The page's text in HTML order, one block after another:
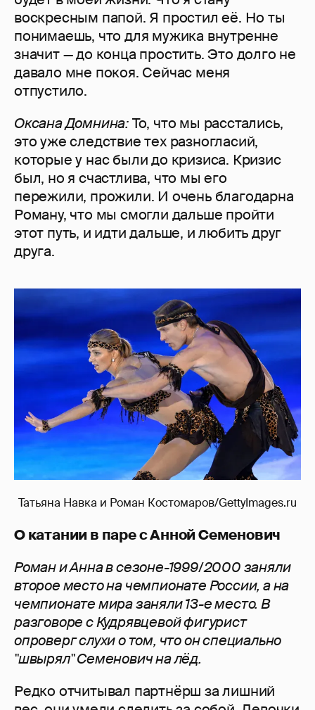
воскресным папой. Я простил её. Но ты
понимаешь, что для мужика внутренне
значит — до конца простить. Это долго не
давало мне покоя. Сейчас меня
отпустило.
Оксана Домнина:То, что мы расстались,
это уже следствие тех разногласий,
которые у нас были до кризиса. Кризис
был, но я счастлива, что мы его
пережили, прожили. И очень благодарна
Роману, что мы смогли дальше пройти
этот путь, и идти дальше, и любить друг
друга.
Татьяна Навка и Роман Костомаров/GettyImages.ru
О катании в паре с Анной Семенович
Роман и Анна в сезоне-1999/2000 заняли
второе место на чемпионате России, а на
чемпионате мира заняли 13-е место. В
разговоре с Кудрявцевой фигурист
опроверг слухи о том, что он специально
"швырял" Семенович на лёд.
Редко отчитывал партнёрш за лишний